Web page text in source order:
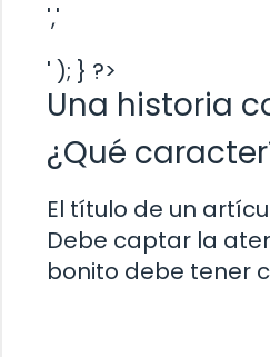
','
' ); } ?>
Una historia
¿Qué
El título de un
Debe captar la
bonito debe tener